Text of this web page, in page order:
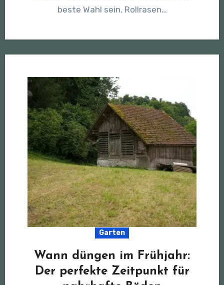
beste Wahl sein. Rollrasen…
Garten
Wann düngen im Frühjahr:
Der perfekte Zeitpunkt für